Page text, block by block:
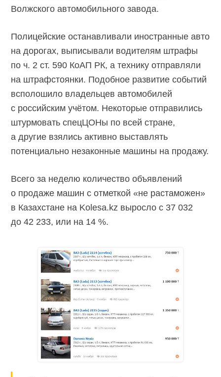
Волжского автомобильного завода.
Полицейские останавливали иностранные авто
на дорогах, выписывали водителям штрафы
по ч. 2 ст. 590 КоАП РК, а технику отправляли
на штрафстоянки. Подобное развитие событий
всполошило владельцев автомобилей
с российским учётом. Некоторые отправились
штурмовать спецЦОНы по всей стране,
а другие взялись активно выставлять
потенциально незаконные машины на продажу.
Всего за неделю количество объявлений
о продаже машин с отметкой «не растаможен»
в Казахстане на Kolesa.kz выросло с 37 032
до 42 233, или на 14 %.